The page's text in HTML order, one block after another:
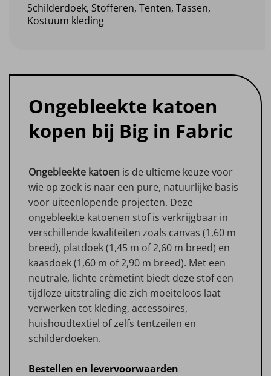
Schilderdoek, Stofferen, Tenten, Tassen,
Kostuum kleding
Ongebleekte katoen
kopen bij Big in Fabric
Ongebleekte katoen is de ultieme keuze voor
wie op zoek is naar een pure, natuurlijke basis
voor uiteenlopende projecten. Deze
ongebleekte katoenen stof is verkrijgbaar in
verschillende kwaliteiten zoals canvas (1,60 m
breed), platdoek (1,45 m of 2,60 m breed) en
kaasdoek (1,60 m of 2,90 m breed). Met een
neutrale, lichte crèmetint biedt deze stof een
tijdloze uitstraling die zich moeiteloos laat
verwerken tot kleding, accessoires,
huishoudtextiel of zelfs tentzeilen en
schilderdoeken.
Bestellen en levervoorwaarden